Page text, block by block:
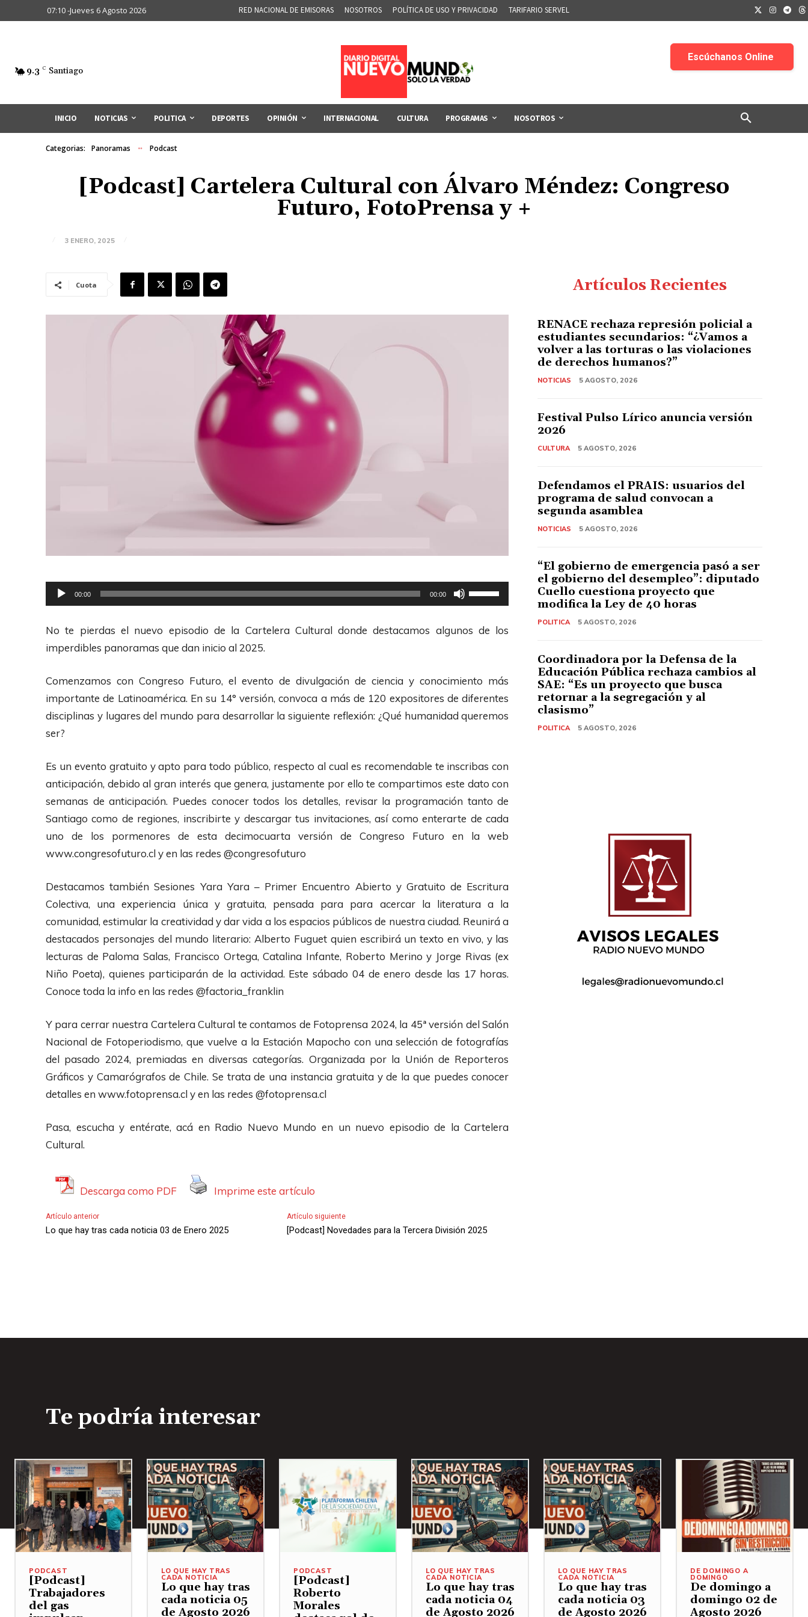
07:10 -Jueves 6 Agosto 2026 RED NACIONAL DE EMISORAS NOSOTROS POLÍTICA DE USO Y PRIVACIDAD TARIFARIO SERVEL
9.3 C Santiago
INICIO NOTICIAS POLITICA DEPORTES OPINIÓN INTERNACIONAL CULTURA PROGRAMAS NOSOTROS
Categorias: Panoramas Podcast
[Podcast] Cartelera Cultural con Álvaro Méndez: Congreso
Futuro, FotoPrensa y +
3 ENERO, 2025
Cuota
e
p
r
d
u
c
t
r
d
e
A
u
d
o
00:00 00:00
U
t
z
a
l
t
e
c
l
a
e
F
l
e
c
h
A
r
r
/
p
m
d
i
s
m
i
n
u
i
r
No te pierdas el nuevo episodio de la Cartelera Cultural donde destacamos algunos de los
imperdibles panoramas que dan inicio al 2025.
Comenzamos con Congreso Futuro, el evento de divulgación de ciencia y conocimiento más
importante de Latinoamérica. En su 14° versión, convoca a más de 120 expositores de diferentes
disciplinas y lugares del mundo para desarrollar la siguiente reflexión: ¿Qué humanidad queremos
ser?
Es un evento gratuito y apto para todo público, respecto al cual es recomendable te inscribas con
anticipación, debido al gran interés que genera, justamente por ello te compartimos este dato con
semanas de anticipación. Puedes conocer todos los detalles, revisar la programación tanto de
Santiago como de regiones, inscribirte y descargar tus invitaciones, así como enterarte de cada
uno de los pormenores de esta decimocuarta versión de Congreso Futuro en la web
www.congresofuturo.cl y en las redes @congresofuturo
Destacamos también Sesiones Yara Yara – Primer Encuentro Abierto y Gratuito de Escritura
Colectiva, una experiencia única y gratuita, pensada para para acercar la literatura a la
comunidad, estimular la creatividad y dar vida a los espacios públicos de nuestra ciudad. Reunirá a
destacados personajes del mundo literario: Alberto Fuguet quien escribirá un texto en vivo, y las
lecturas de Paloma Salas, Francisco Ortega, Catalina Infante, Roberto Merino y Jorge Rivas (ex
Niño Poeta), quienes participarán de la actividad. Este sábado 04 de enero desde las 17 horas.
Conoce toda la info en las redes @factoria_franklin
Y para cerrar nuestra Cartelera Cultural te contamos de Fotoprensa 2024, la 45ª versión del Salón
Nacional de Fotoperiodismo, que vuelve a la Estación Mapocho con una selección de fotografías
del pasado 2024, premiadas en diversas categorías. Organizada por la Unión de Reporteros
Gráficos y Camarógrafos de Chile. Se trata de una instancia gratuita y de la que puedes conocer
detalles en www.fotoprensa.cl y en las redes @fotoprensa.cl
Pasa, escucha y entérate, acá en Radio Nuevo Mundo en un nuevo episodio de la Cartelera
Cultural.
Descarga como PDF Imprime este artículo
Artículo anterior
Lo que hay tras cada noticia 03 de Enero 2025
Artículo siguiente
[Podcast] Novedades para la Tercera División 2025
Artículos Recientes
RENACE rechaza represión policial a
estudiantes secundarios: “¿Vamos a
volver a las torturas o las violaciones
de derechos humanos?”
NOTICIAS 5 AGOSTO, 2026
Festival Pulso Lírico anuncia versión
2026
CULTURA 5 AGOSTO, 2026
Defendamos el PRAIS: usuarios del
programa de salud convocan a
segunda asamblea
NOTICIAS 5 AGOSTO, 2026
“El gobierno de emergencia pasó a ser
el gobierno del desempleo”: diputado
Cuello cuestiona proyecto que
modifica la Ley de 40 horas
POLITICA 5 AGOSTO, 2026
Coordinadora por la Defensa de la
Educación Pública rechaza cambios al
SAE: “Es un proyecto que busca
retornar a la segregación y al
clasismo”
POLITICA 5 AGOSTO, 2026
Te podría interesar
PODCAST
[Podcast]
Trabajadores
del gas
LO QUE HAY TRAS
CADA NOTICIA
Lo que hay tras
cada noticia 05
de Agosto 2026
PODCAST
[Podcast]
Roberto
Morales
LO QUE HAY TRAS
CADA NOTICIA
Lo que hay tras
cada noticia 04
de Agosto 2026
LO QUE HAY TRAS
CADA NOTICIA
Lo que hay tras
cada noticia 03
de Agosto 2026
DE DOMINGO A
DOMINGO
De domingo a
domingo 02 de
Agosto 2026